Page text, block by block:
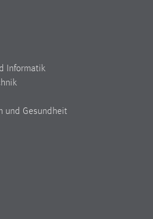
Informatik
und Gesundheit
gesetzt.